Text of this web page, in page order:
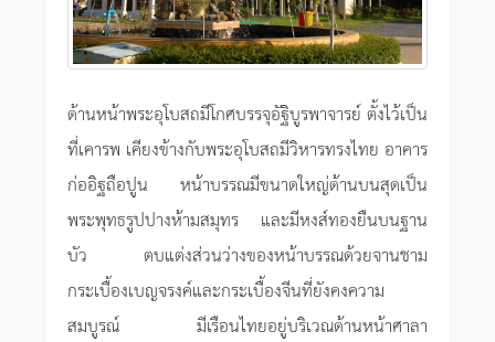
ด้านหน้าพระอุโบสถมีโกศบรรจุอัฐิบูรพาจารย์ ตั้งไว้เป็น
ที่เคารพ เคียงข้างกับพระอุโบสถมีวิหารทรงไทย อาคาร
ก่ออิฐถือปูน หน้าบรรณมีขนาดใหญ่ด้านบนสุดเป็น
พระพุทธรูปปางห้ามสมุทร และมีหงส์ทองยืนบนฐาน
บัว ตบแต่งส่วนว่างของหน้าบรรณด้วยจานชาม
กระเบื้องเบญจรงค์และกระเบื้องจีนที่ยังคงความ
สมบูรณ์ มีเรือนไทยอยู่บริเวณด้านหน้าศาลา